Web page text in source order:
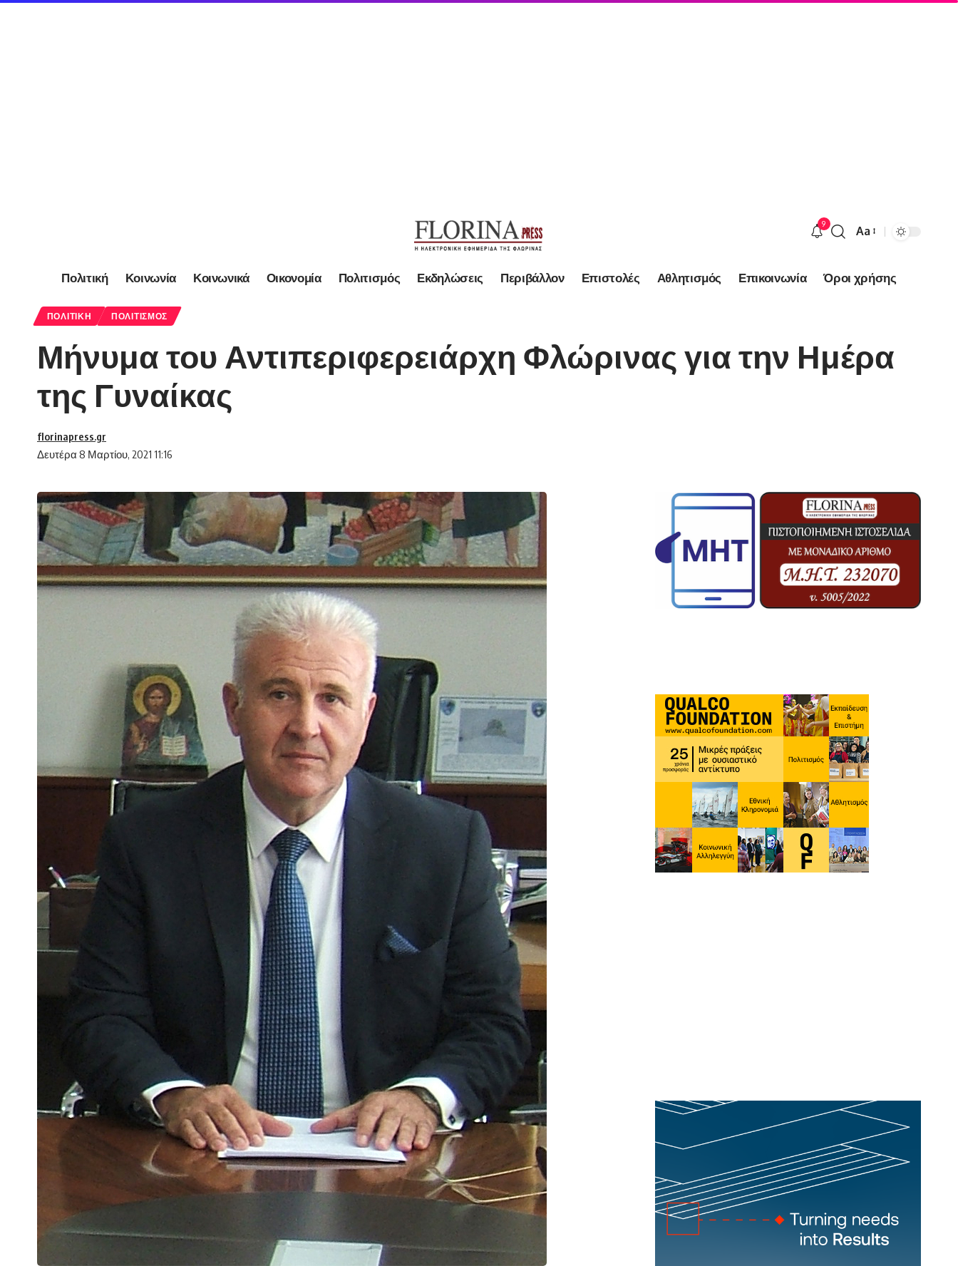
9
Font
Aa
Πολιτική Κοινωνία Κοινωνικά Οικονομία Πολιτισμός Εκδηλώσεις Περιβάλλον Επιστολές Αθλητισμός Επικοινωνία Όροι χρήσης
ΠΟΛΙΤΙΚΉ ΠΟΛΙΤΙΣΜΌΣ
Μήνυμα του Αντιπεριφερειάρχη Φλώρινας για την Ημέρα
της Γυναίκας
Δευτέρα 8 Μαρτίου, 2021 11:16
florinapress.gr